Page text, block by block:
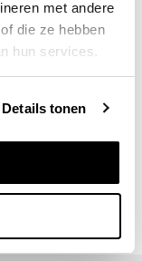
met andere
die ze hebben
hun services.
Details tonen